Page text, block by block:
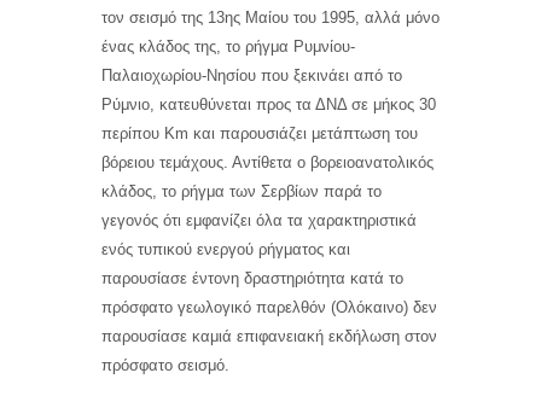
τον σεισμό της 13ης Μαίου του 1995, αλλά μόνο
ένας κλάδος της, το ρήγμα Ρυμνίου-
Παλαιοχωρίου-Νησίου που ξεκινάει από το
Ρύμνιο, κατευθύνεται προς τα ΔΝΔ σε μήκος 30
περίπου Κm και παρουσιάζει μετάπτωση του
βόρειου τεμάχους. Αντίθετα ο βορειοανατολικός
κλάδος, το ρήγμα των Σερβίων παρά το
γεγονός ότι εμφανίζει όλα τα χαρακτηριστικά
ενός τυπικού ενεργού ρήγματος και
παρουσίασε έντονη δραστηριότητα κατά το
πρόσφατο γεωλογικό παρελθόν (Ολόκαινο) δεν
παρουσίασε καμιά επιφανειακή εκδήλωση στον
πρόσφατο σεισμό.